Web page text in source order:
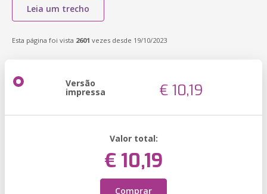
Leia um trecho
Esta página foi vista 2601 vezes desde 19/10/2023
Versão
impressa € 10,19
Valor total:
€ 10,19
Comprar